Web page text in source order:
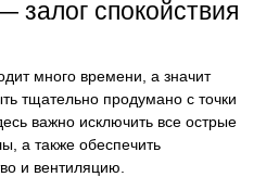
залог спокойствия
много времени, а значит
тщательно продумано с точки
важно исключить все острые
а также обеспечить
и вентиляцию.